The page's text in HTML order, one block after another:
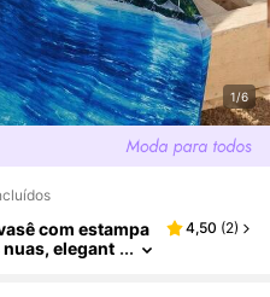
1/6
com estampa
elegant
4,50 (2)